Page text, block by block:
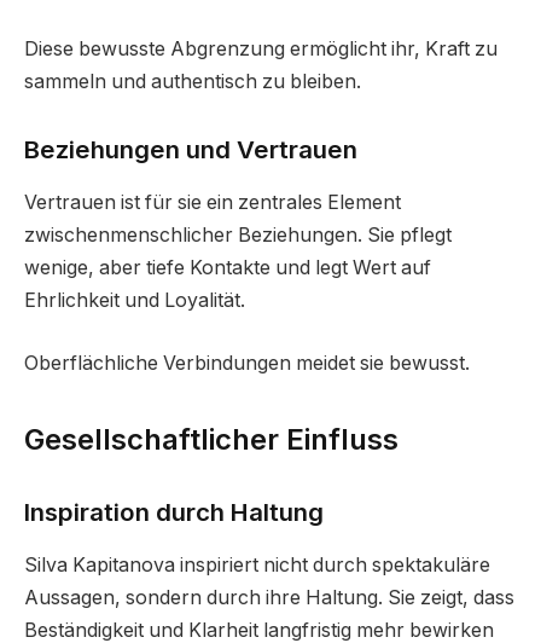
Diese bewusste Abgrenzung ermöglicht ihr, Kraft zu
sammeln und authentisch zu bleiben.
Beziehungen und Vertrauen
Vertrauen ist für sie ein zentrales Element
zwischenmenschlicher Beziehungen. Sie pflegt
wenige, aber tiefe Kontakte und legt Wert auf
Ehrlichkeit und Loyalität.
Oberflächliche Verbindungen meidet sie bewusst.
Gesellschaftlicher Einfluss
Inspiration durch Haltung
Silva Kapitanova inspiriert nicht durch spektakuläre
Aussagen, sondern durch ihre Haltung. Sie zeigt, dass
Beständigkeit und Klarheit langfristig mehr bewirken